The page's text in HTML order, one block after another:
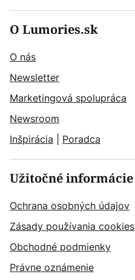
O Lumories.sk
O nás
Newsletter
Marketingová spolupráca
Newsroom
Inšpirácia
Poradca
Užitočné informácie
Ochrana osobných údajov
Zásady používania cookies
Obchodné podmienky
Právne oznámenie